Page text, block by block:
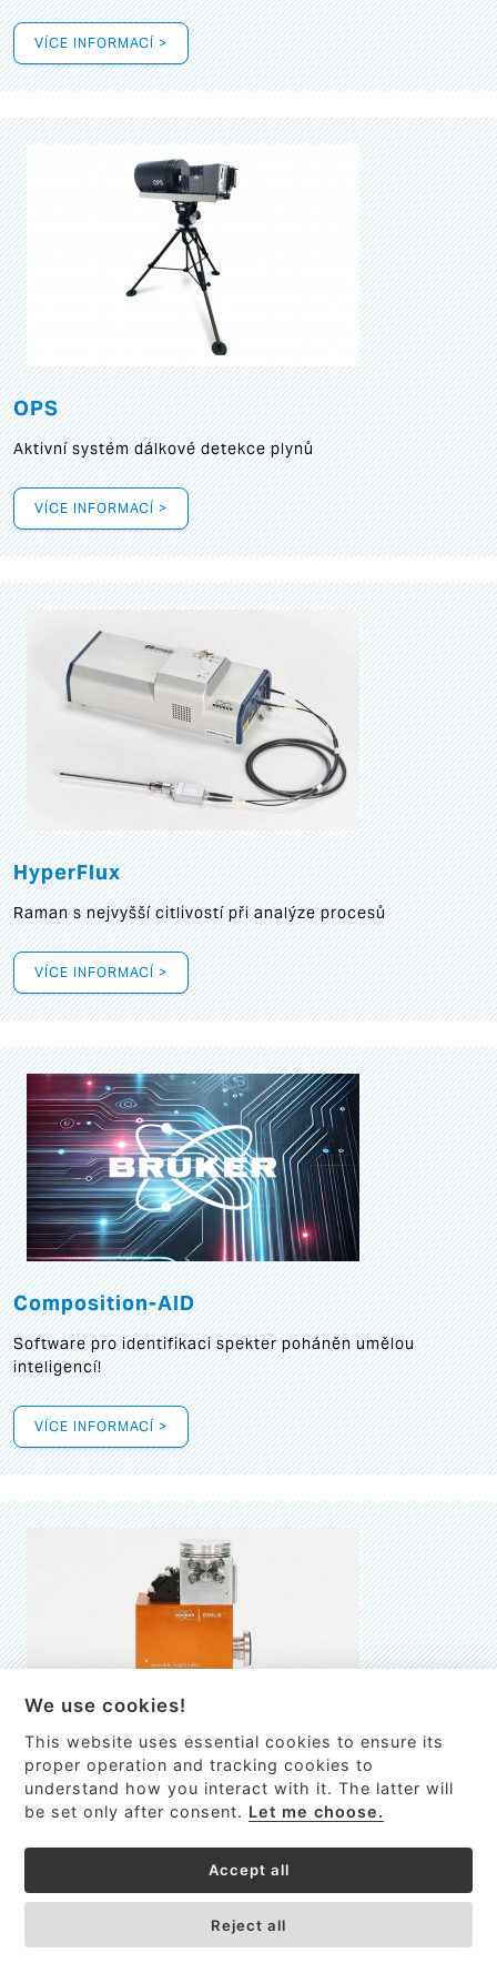
VÍCE INFORMACÍ >
OPS
Aktivní systém dálkové detekce plynů
VÍCE INFORMACÍ >
HyperFlux
Raman s nejvyšší citlivostí při analýze procesů
VÍCE INFORMACÍ >
Composition-AID
Software pro identifikaci spekter poháněn umělou
inteligencí!
VÍCE INFORMACÍ >
EMILIE
První nano-elektro-mechanický (NEMS) FTIR analyzátor
We use cookies!
This website uses essential cookies to ensure its
proper operation and tracking cookies to
understand how you interact with it. The latter will
be set only after consent. Let me choose.
Accept all
Reject all